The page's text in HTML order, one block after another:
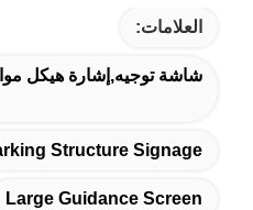
هيكل مواقف
Parking Structure
Large Guidance